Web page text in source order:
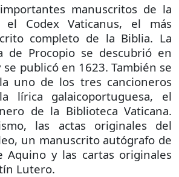
manuscritos de la
el Codex Vaticanus, el más
completo de la Biblia. La
de Procopio se descubrió en
publicó en 1623. También se
uno de los tres cancioneros
lírica galaicoportuguesa, el
de la Biblioteca Vaticana.
las actas originales del
un manuscrito autógrafo de
Aquino y las cartas originales
Lutero.